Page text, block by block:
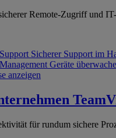
Remote-Zugriff und
Sicherer Support im
Geräte
anzeigen
für rundum sichere